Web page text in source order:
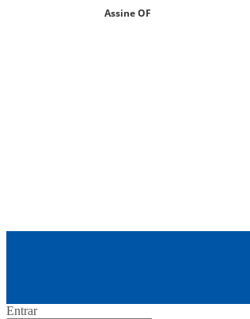
Assine OF
Entrar